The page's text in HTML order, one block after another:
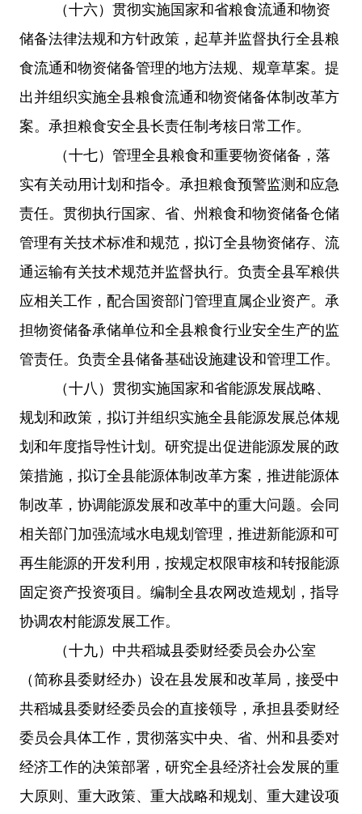
（十六） 贯彻实施国家和省粮食流通和物资
储备法律法规和方针政策，起草并监督执行全县粮
食流通和物资储备管理的地方法规、规章草案。提
出并组织实施全县粮食流通和物资储备体制改革方
案。承担粮食安全县长责任制考核日常工作。
（十七）管理全县粮食和重要物资储备，落
实有关动用计划和指令。承担粮食预警监测和应急
责任。贯彻执行国家、省、州粮食和物资储备仓储
管理有关技术标准和规范，拟订全县物资储存、流
通运输有关技术规范并监督执行。负责全县军粮供
应相关工作，配合国资部门管理直属企业资产。承
担物资储备承储单位和全县粮食行业安全生产的监
管责任。负责全县储备基础设施建设和管理工作。
（十八）贯彻实施国家和省能源发展战略、
规划和政策，拟订并组织实施全县能源发展总体规
划 和年度指导性计划 。研究提出促进能源发展的政
策措施，拟订全县能源体制改革方案，推进能源体
制改革，协调能源发展和改革中的重大问题。 会同
相关部门加强流域水电规划管理，推进新能源和可
再生能源的开发利用，按规定权限审核和转报能源
固定资产投资项目。编制全县农网改造规划，指导
协调农村能源发展工作。
（十九） 中共稻城县委财经委员会办公室
（简称县委财经办）设在县发展和改革局，接受中
共稻城县委财经委员会的直接领导，承担县委财经
委员会具体工作，贯彻落实中央、省、州和县委对
经济工作的决策部署，研究全县经济社会发展的重
大原则、重大政策、重大战略和规划、重大建设项